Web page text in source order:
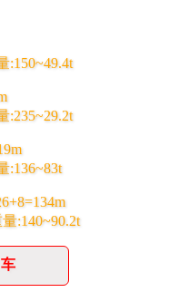
:150~49.4t
:235~29.2t
:136~83t
:140~90.2t